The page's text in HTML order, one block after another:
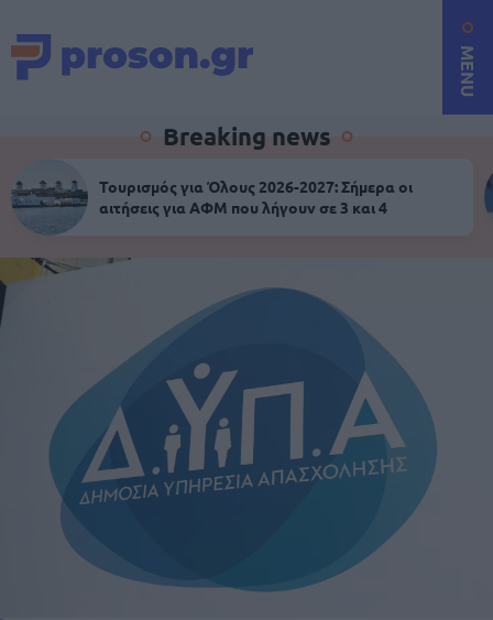
MENU
Breaking news
Τουρισμός για Όλους 2026-2027: Σήμερα οι
αιτήσεις για ΑΦΜ που λήγουν σε 3 και 4